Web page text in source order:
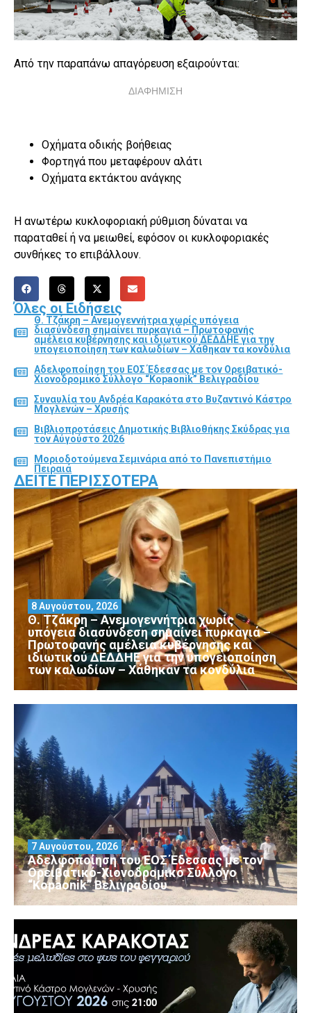
Από την παραπάνω απαγόρευση εξαιρούνται:
ΔΙΑΦΗΜΙΣΗ
Οχήματα οδικής βοήθειας
Φορτηγά που μεταφέρουν αλάτι
Οχήματα εκτάκτου ανάγκης
Η ανωτέρω κυκλοφοριακή ρύθμιση δύναται να
παραταθεί ή να μειωθεί, εφόσον οι κυκλοφοριακές
συνθήκες το επιβάλλουν.
Όλες οι Ειδήσεις
Θ. Τζάκρη – Ανεμογεννήτρια χωρίς υπόγεια
διασύνδεση σημαίνει πυρκαγιά – Πρωτοφανής
αμέλεια κυβέρνησης και ιδιωτικού ΔΕΔΔΗΕ για την
υπογειοποίηση των καλωδίων – Χάθηκαν τα κονδύλια
Αδελφοποίηση του ΕΟΣ Έδεσσας με τον Ορειβατικό-
Χιονοδρομικό Σύλλογο “Kopaonik” Βελιγραδίου
Συναυλία του Ανδρέα Καρακότα στο Βυζαντινό Κάστρο
Μογλενών – Χρυσής
Βιβλιοπροτάσεις Δημοτικής Βιβλιοθήκης Σκύδρας για
τον Αύγούστο 2026
Μοριοδοτούμενα Σεμινάρια από το Πανεπιστήμιο
Πειραιά
ΔΕΊΤΕ ΠΕΡΙΣΣΌΤΕΡΑ
Θ. Τζάκρη – Ανεμογεννήτρια χωρίς
υπόγεια διασύνδεση σημαίνει πυρκαγιά –
Πρωτοφανής αμέλεια κυβέρνησης και
ιδιωτικού ΔΕΔΔΗΕ για την υπογειοποίηση
των καλωδίων – Χάθηκαν τα κονδύλια
8 Αυγούστου, 2026
Αδελφοποίηση του ΕΟΣ Έδεσσας με τον
Ορειβατικό-Χιονοδρομικό Σύλλογο
“Kopaonik” Βελιγραδίου
7 Αυγούστου, 2026